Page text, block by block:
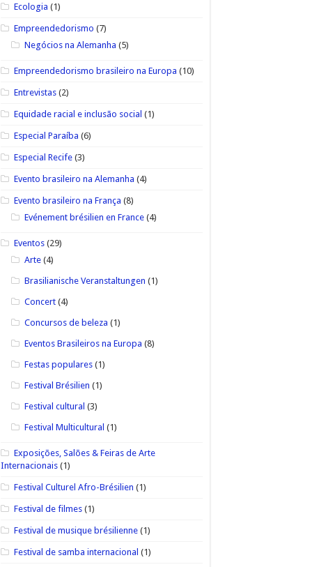
Ecologia (1)
Empreendedorismo (7)
Negócios na Alemanha (5)
Empreendedorismo brasileiro na Europa (10)
Entrevistas(2)
Equidade racial e inclusão social (1)
Especial Paraíba (6)
Especial Recife(3)
Evento brasileiro na Alemanha (4)
Evento brasileiro na França (8)
Evénement brésilien en France(4)
Eventos(29)
Arte(4)
Brasilianische Veranstaltungen (1)
Concert(4)
Concursos de beleza (1)
Eventos Brasileiros na Europa (8)
Festas populares(1)
Festival Brésilien (1)
Festival cultural (3)
Festival Multicultural (1)
Exposições, Salões & Feiras de Arte
Internacionais (1)
Festival Culturel Afro-Brésilien (1)
Festival de filmes(1)
Festival de musique brésilienne(1)
Festival de samba internacional (1)